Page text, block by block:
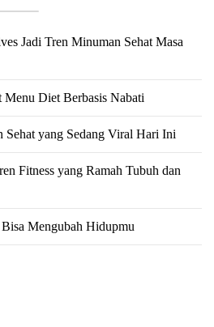
Jadi Tren Minuman Sehat Masa
Diet Berbasis Nabati
yang Sedang Viral Hari Ini
Fitness yang Ramah Tubuh dan
Mengubah Hidupmu